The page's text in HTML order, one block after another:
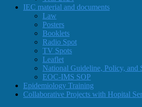
IEC material and documents
Law
Posters
Booklets
Radio Spot
TV Spots
Leaflet
National Guideline, Policy, and
EOC-IMS SOP
Epidemiology Training
Collaborative Projects with Hopital